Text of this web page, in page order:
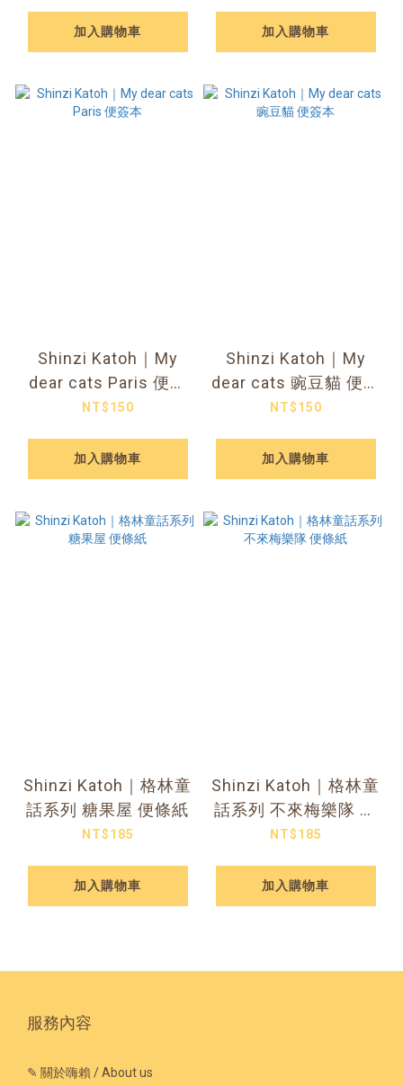
加入購物車 加入購物車
Shinzi Katoh｜My
dear cats Paris 便簽
本
NT$150
加入購物車
Shinzi Katoh｜My
dear cats 豌豆貓 便簽
本
NT$150
加入購物車
Shinzi Katoh｜格林童
話系列 糖果屋 便條紙
NT$185
加入購物車
Shinzi Katoh｜格林童
話系列 不來梅樂隊 便
條紙
NT$185
加入購物車
服務內容
✎ 關於嗨賴 / About us